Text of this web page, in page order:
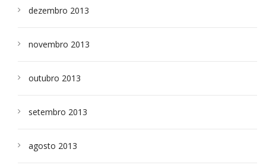
dezembro 2013
novembro 2013
outubro 2013
setembro 2013
agosto 2013